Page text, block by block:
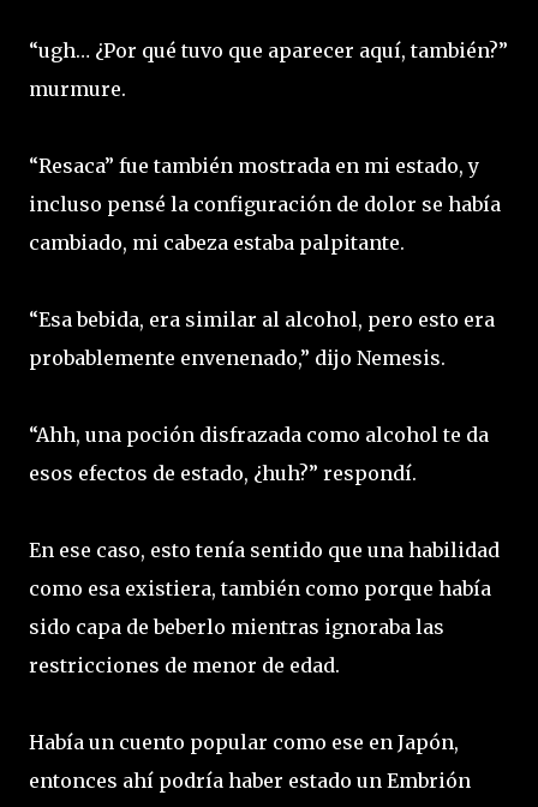
“ugh… ¿Por qué tuvo que aparecer aquí, también?”
murmure.
“Resaca” fue también mostrada en mi estado, y
incluso pensé la configuración de dolor se había
cambiado, mi cabeza estaba palpitante.
“Esa bebida, era similar al alcohol, pero esto era
probablemente envenenado,” dijo Nemesis.
“Ahh, una poción disfrazada como alcohol te da
esos efectos de estado, ¿huh?” respondí.
En ese caso, esto tenía sentido que una habilidad
como esa existiera, también como porque había
sido capa de beberlo mientras ignoraba las
restricciones de menor de edad.
Había un cuento popular como ese en Japón,
entonces ahí podría haber estado un Embrión